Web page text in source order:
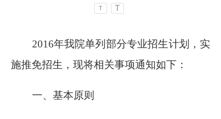
T T
2016年我院单列部分专业招生计划，实
施推免招生，现将相关事项通知如下：
一、基本原则